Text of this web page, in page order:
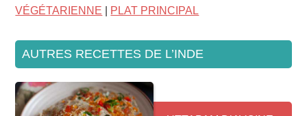
VÉGÉTARIENNE
PLAT PRINCIPAL
AUTRES RECETTES DE L’INDE